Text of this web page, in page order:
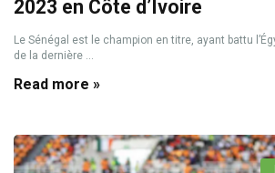
2023 en Côte d’Ivoire
Le Sénégal est le champion en titre, ayant battu
de la dernière ...
Read more »